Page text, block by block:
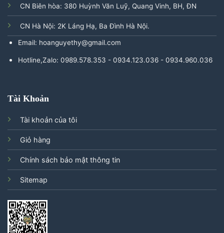
CN Biên hòa: 380 Huỳnh Văn Luỹ, Quang Vinh, BH, ĐN
CN Hà Nội: 2K Láng Hạ, Ba Đình Hà Nội.
Email: hoanguyethy@gmail.com
Hotline,Zalo: 0989.578.353 - 0934.123.036 - 0934.960.036
Tài Khoản
Tài khoản của tôi
Giỏ hàng
Chính sách bảo mật thông tin
Sitemap